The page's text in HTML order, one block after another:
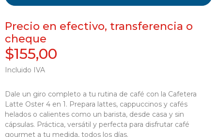
Precio en efectivo, transferencia o
cheque
$155,00
Incluido IVA
Dale un giro completo a tu rutina de café con la Cafetera
Latte Oster 4 en 1. Prepara lattes, cappuccinos y cafés
helados o calientes como un barista, desde casa y sin
cápsulas. Práctica, versátil y perfecta para disfrutar café
gourmet a tu medida, todos los días.